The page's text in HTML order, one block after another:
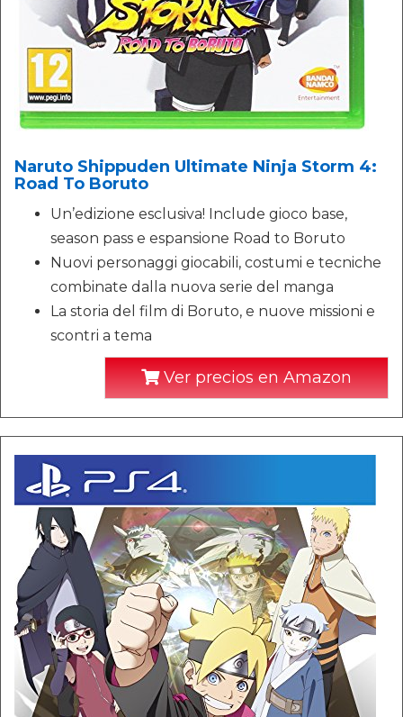
Naruto Shippuden Ultimate Ninja Storm 4:
Road To Boruto
Un’edizione esclusiva! Include gioco base,
season pass e espansione Road to Boruto
Nuovi personaggi giocabili, costumi e tecniche
combinate dalla nuova serie del manga
La storia del film di Boruto, e nuove missioni e
scontri a tema
Ver precios en Amazon